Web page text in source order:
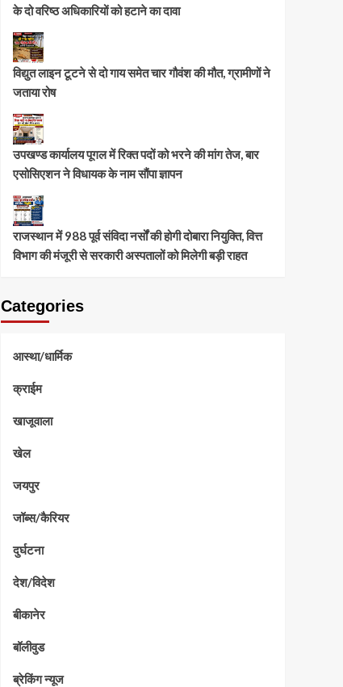
के दो वरिष्ठ अधिकारियों को हटाने का दावा
विद्युत लाइन टूटने से दो गाय समेत चार गौवंश की मौत, ग्रामीणों ने
जताया रोष
उपखण्ड कार्यालय पूगल में रिक्त पदों को भरने की मांग तेज, बार
एसोसिएशन ने विधायक के नाम सौंपा ज्ञापन
राजस्थान में 988 पूर्व संविदा नर्सों की होगी दोबारा नियुक्ति, वित्त
विभाग की मंजूरी से सरकारी अस्पतालों को मिलेगी बड़ी राहत
Categories
आस्था/धार्मिक
क्राईम
खाजूवाला
खेल
जयपुर
जॉब्स/कैरियर
दुर्घटना
देश/विदेश
बीकानेर
बॉलीवुड
ब्रेकिंग न्यूज